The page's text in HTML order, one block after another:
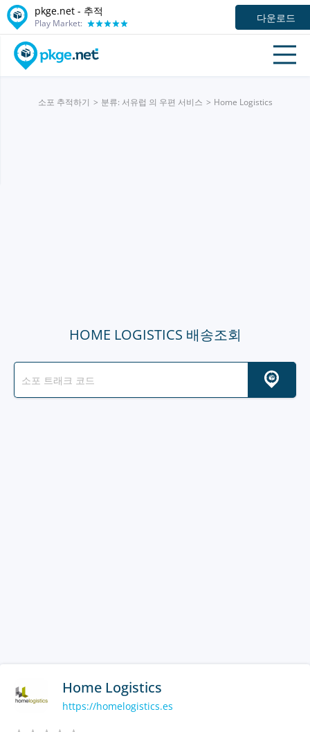
pkge.net - 추적
Play Market: 다운로드
소포 추적하기 분류: 서유럽 의 우편 서비스 Home Logistics
HOME LOGISTICS 배송조회
Home Logistics
https://homelogistics.es